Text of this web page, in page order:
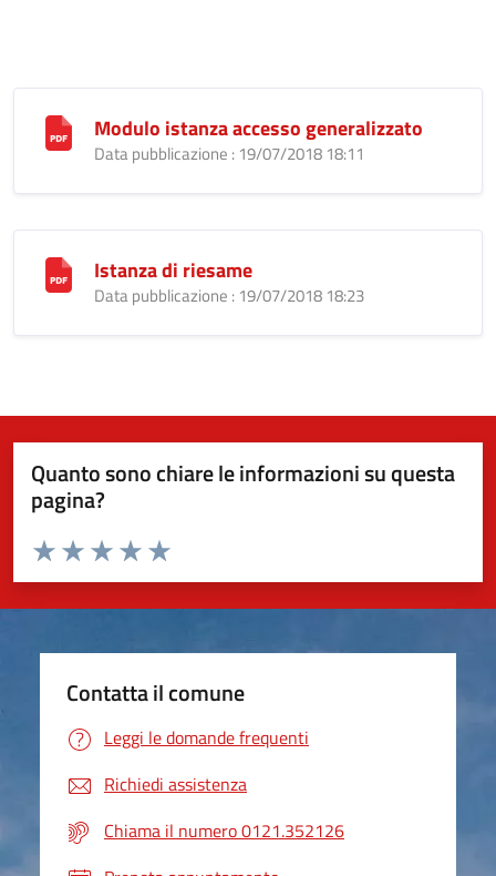
Modulo istanza accesso generalizzato
Data pubblicazione : 19/07/2018 18:11
Istanza di riesame
Data pubblicazione : 19/07/2018 18:23
Quanto sono chiare le informazioni su questa
pagina?
Valuta da 1 a 5 stelle la pagina
Valuta 5 stelle su 5
Valuta 4 stelle su 5
Valuta 3 stelle su 5
Valuta 2 stelle su 5
Valuta 1 stelle su 5
Contatta il comune
Leggi le domande frequenti
Richiedi assistenza
Chiama il numero 0121.352126